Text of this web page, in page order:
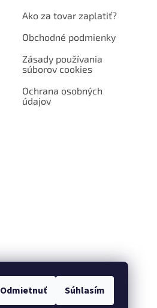
Odmietnuť Súhlasím
Ako za tovar zaplatiť?
Obchodné podmienky
Zásady používania
súborov cookies
Ochrana osobných
údajov